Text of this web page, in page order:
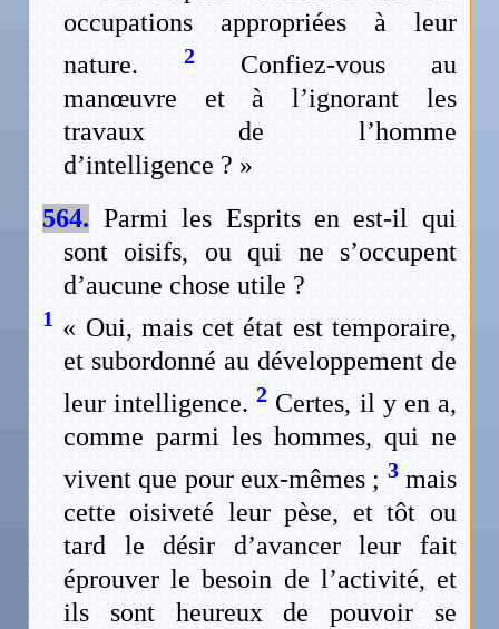
occupations appropriées à leur
nature. 2Confiez-vous au
manœuvre et à l’ignorant les
travaux de l’homme
d’intelligence ? »
564. Parmi les Esprits en est-il qui
sont oisifs, ou qui ne s’occupent
d’aucune chose utile ?
1 « Oui, mais cet état est temporaire,
et subordonné au développement de
leur intelligence.2 Certes, il y en a,
comme parmi les hommes, qui ne
vivent que pour eux-mêmes ; 3mais
cette oisiveté leur pèse, et tôt ou
tard le désir d’avancer leur fait
éprouver le besoin de l’activité, et
ils sont heureux de pouvoir se